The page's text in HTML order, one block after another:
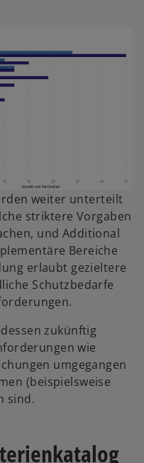
weiter unterteilt
striktere Vorgaben
und Additional
Bereiche
erlaubt gezieltere
Schutzbedarfe
zukünftig
wie
umgegangen
(beispielsweise
sind.